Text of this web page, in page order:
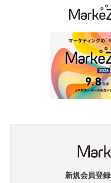
新規会員登録